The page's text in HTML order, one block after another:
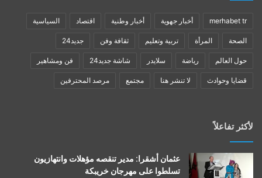
merhabet tr أخبار جهوية أخبار وطنية اقتصاد السياسية
الصحة المرأة تربية وتعليم ثقافة وفن جديد24
حول العالم رياضة سلايدر شاشة جديد24 فن ومشاهير
قضايا وحوادث لا تنشر هنا مجتمع مرصد المحترفين
لأكثر تفاعلاً
عثمان أشقرا: مدير تنقصه مؤهلات وانتهازيون
تسلطوا على مهرجان خريبكة